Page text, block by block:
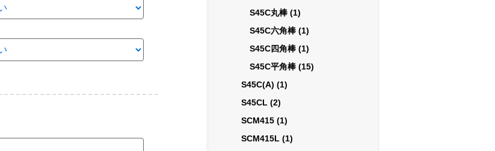
S45C丸棒 (1)
S45C六角棒 (1)
S45C四角棒 (1)
S45C平角棒 (15)
S45C(A) (1)
S45CL (2)
SCM415 (1)
SCM415L (1)